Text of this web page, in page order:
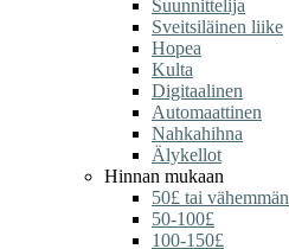
Suunnittelija
Sveitsiläinen liike
Hopea
Kulta
Digitaalinen
Automaattinen
Nahkahihna
Älykellot
Hinnan mukaan
50£ tai vähemmän
50-100£
100-150£